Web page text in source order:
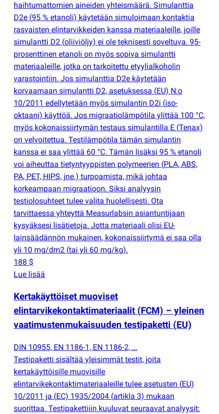
haihtumattomien aineiden yhteismäärä. Simulanttia
D2e (95 % etanoli) käytetään simuloimaan kontaktia
rasvaisten elintarvikkeiden kanssa materiaaleille, joille
simulantti D2 (oliiviöljy) ei ole teknisesti soveltuva. 95-
prosenttinen etanoli on myös sopiva simulantti
materiaaleille, jotka on tarkoitettu etyylialkoholin
varastointiin. Jos simulanttia D2e käytetään
korvaamaan simulantti D2, asetuksessa (EU) N:o
10/2011 edellytetään myös simulantin D2i (iso-
oktaani) käyttöä. Jos migraatiolämpötila ylittää 100 °C,
myös kokonaissiirtymän testaus simulantilla E (Tenax)
on velvoitettua. Testilämpötila tämän simulantin
kanssa ei saa ylittää 60 °C. Tämän lisäksi 95 % etanoli
voi aiheuttaa tietyntyyppisten polymeerien (PLA, ABS,
PA, PET, HIPS, jne.) turpoamista, mikä johtaa
korkeampaan migraatioon. Siksi analyysin
testiolosuhteet tulee valita huolellisesti. Ota
tarvittaessa yhteyttä Measurlabsin asiantuntijaan
kysyäksesi lisätietoja. Jotta materiaali olisi EU-
lainsäädännön mukainen, kokonaissiirtymä ei saa olla
yli 10 mg/dm2 (tai yli 60 mg/kg).
188 $
Lue lisää
Kertakäyttöiset muoviset
elintarvikekontaktimateriaalit (FCM) – yleinen
vaatimustenmukaisuuden testipaketti (EU)
DIN 10955, EN 1186-1, EN 1186-2, …
Testipaketti sisältää yleisimmät testit, joita
kertakäyttöisille muovisille
elintarvikekontaktimateriaaleille tulee asetusten (EU)
10/2011 ja (EC) 1935/2004 (artikla 3) mukaan
suorittaa. Testipakettiiin kuuluvat seuraavat analyysit: